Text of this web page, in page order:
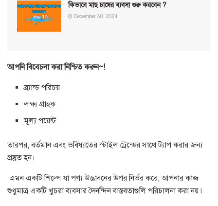
কিভাবে মাছ চাষের ব্যবসা শুরু করবেন ?
December 30, 2024
আপনি বিবেচনা করা নিশ্চিত করুন~!
ব্র্যান্ড পরিচয়
লক্ষ্য গ্রাহক
মূল্য পয়েন্ট
তারপর, বর্তমান এবং ভবিষ্যতের স্টাইল ট্রেন্ডের সাথে ট্যাপ করার জন্য
প্রস্তুত হন।
এমন একটি শিল্পে যা পণ্য উদ্ভাবনের উপর নির্ভর করে, আপনার কাজ
শুধুমাত্র একটি খুচরা ব্যবসার দৈনন্দিন বাস্তবতাগুলি পরিচালনা করা নয় ৷